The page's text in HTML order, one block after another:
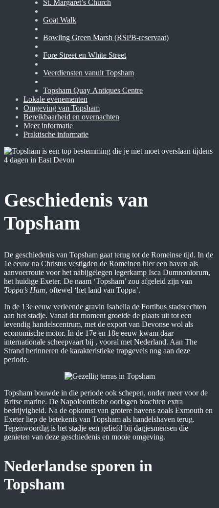
St. Margaret’s Church
Goat Walk
Bowling Green Marsh (RSPB-reservaat)
Fore Street en White Street
Veerdiensten vanuit Topsham
Topsham Quay Antiques Centre
Lokale evenementen
Omgeving van Topsham
Bereikbaarheid en overnachten
Meer informatie
Praktische informatie
Geschiedenis van
Topsham
De geschiedenis van Topsham gaat terug tot de Romeinse tijd. In de
1e eeuw na Christus vestigden de Romeinen hier een haven als
aanvoerroute voor het nabijgelegen legerkamp Isca Dumnoniorum,
het huidige Exeter. De naam ‘Topsham’ zou afgeleid zijn van
Toppa’s Ham, oftewel ‘het land van Toppa’.
In de 13e eeuw verleende gravin Isabella de Fortibus stadsrechten
aan het stadje. Vanaf dat moment groeide de plaats uit tot een
levendig handelscentrum, met de export van Devonse wol als
economische motor. In de 17e en 18e eeuw kwam daar
internationale scheepvaart bij , vooral met Nederland. Aan The
Strand herinneren de karakteristieke trapgevels nog aan deze
periode.
Topsham bouwde in die periode ook schepen, onder meer voor de
Britse marine. De Napoleontische oorlogen brachten extra
bedrijvigheid. Na de opkomst van grotere havens zoals Exmouth en
Exeter liep de betekenis van Topsham als handelshaven terug.
Tegenwoordig is het stadje een geliefd bij dagjesmensen die
genieten van deze geschiedenis en mooie omgeving.
Nederlandse sporen in
Topsham